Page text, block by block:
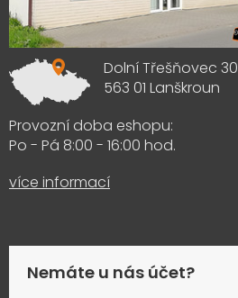
Dolní Třešňovec 30
563 01 Lanškroun
Provozní doba eshopu:
Po - Pá 8:00 - 16:00 hod.
více informací
Nemáte u nás účet?